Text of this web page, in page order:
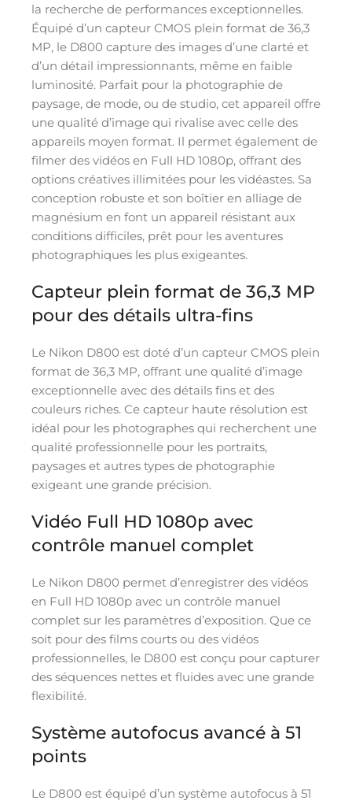
la recherche de performances exceptionnelles.
Équipé d’un capteur CMOS plein format de 36,3
MP, le D800 capture des images d’une clarté et
d’un détail impressionnants, même en faible
luminosité. Parfait pour la photographie de
paysage, de mode, ou de studio, cet appareil offre
une qualité d’image qui rivalise avec celle des
appareils moyen format. Il permet également de
filmer des vidéos en Full HD 1080p, offrant des
options créatives illimitées pour les vidéastes. Sa
conception robuste et son boîtier en alliage de
magnésium en font un appareil résistant aux
conditions difficiles, prêt pour les aventures
photographiques les plus exigeantes.
Capteur plein format de 36,3 MP
pour des détails ultra-fins
Le Nikon D800 est doté d’un capteur CMOS plein
format de 36,3 MP, offrant une qualité d’image
exceptionnelle avec des détails fins et des
couleurs riches. Ce capteur haute résolution est
idéal pour les photographes qui recherchent une
qualité professionnelle pour les portraits,
paysages et autres types de photographie
exigeant une grande précision.
Vidéo Full HD 1080p avec
contrôle manuel complet
Le Nikon D800 permet d’enregistrer des vidéos
en Full HD 1080p avec un contrôle manuel
complet sur les paramètres d’exposition. Que ce
soit pour des films courts ou des vidéos
professionnelles, le D800 est conçu pour capturer
des séquences nettes et fluides avec une grande
flexibilité.
Système autofocus avancé à 51
points
Le D800 est équipé d’un système autofocus à 51